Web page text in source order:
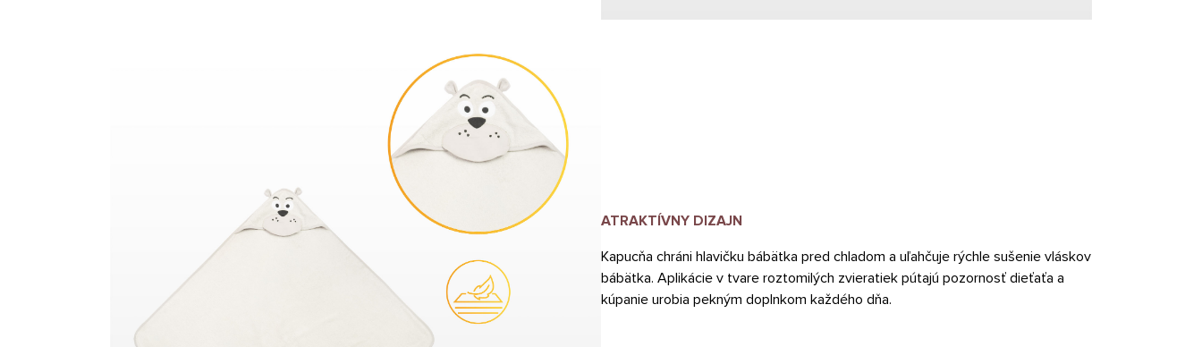
ATRAKTÍVNY DIZAJN
Kapucňa chráni hlavičku bábätka pred chladom a uľahčuje rýchle sušenie vláskov
bábätka. Aplikácie v tvare roztomilých zvieratiek pútajú pozornosť dieťaťa a
kúpanie urobia pekným doplnkom každého dňa.